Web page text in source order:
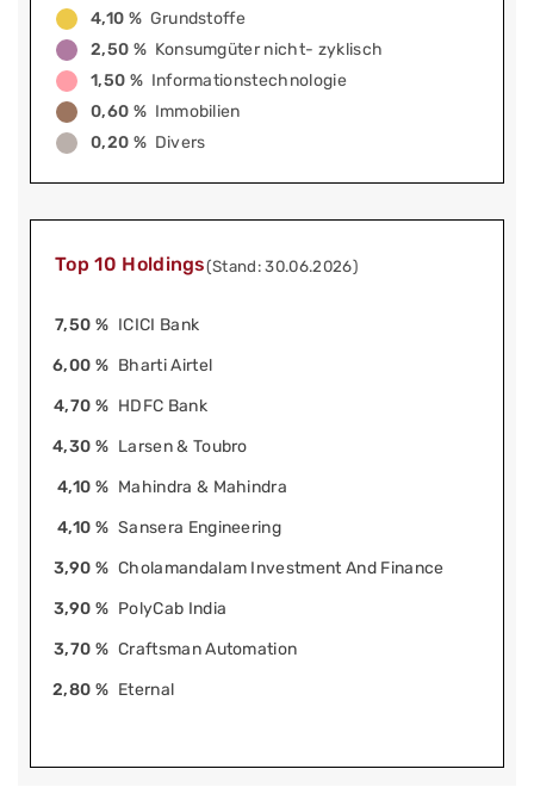
4,10 % Grundstoffe
2,50 % Konsumgüter nicht- zyklisch
1,50 % Informationstechnologie
0,60 % Immobilien
0,20 % Divers
Top 10 Holdings(Stand: 30.06.2026)
7,50 % ICICI Bank
6,00 % Bharti Airtel
4,70 % HDFC Bank
4,30 % Larsen & Toubro
4,10 % Mahindra & Mahindra
4,10 % Sansera Engineering
3,90 % Cholamandalam Investment And Finance
3,90 % PolyCab India
3,70 % Craftsman Automation
2,80 % Eternal